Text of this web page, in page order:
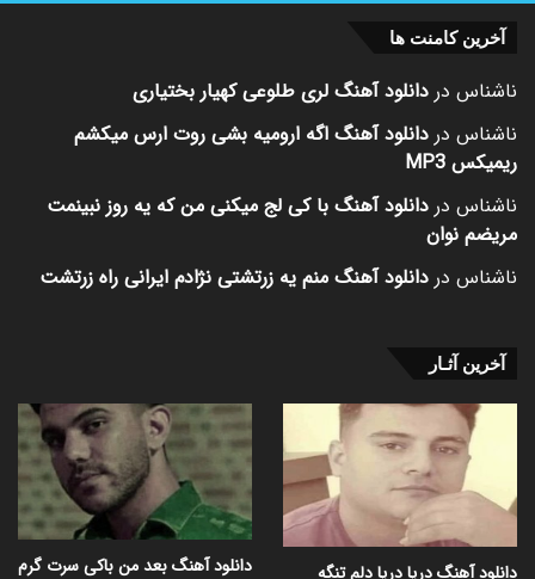
آخرین کامنت ها
ناشناس در دانلود آهنگ لری طلوعی کهیار بختیاری
ناشناس در دانلود آهنگ اگه ارومیه بشی روت ارس میکشم
ریمیکس MP3
ناشناس در دانلود آهنگ با کی لج میکنی من که یه روز نبینمت
مریضم نوان
ناشناس در دانلود آهنگ منم یه زرتشتی نژادم ایرانی راه زرتشت
آخرین آثـار
دانلود آهنگ دریا دریا دلم تنگه دانلود آهنگ بعد من باکی سرت گرم